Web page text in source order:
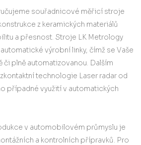
souřadnicové měřicí stroje
z keramických materiálů
a přesnost. Stroje LK Metrology
výrobní linky, čímž se Vaše
či plně automatizovanou. Dalším
technologie Laser radar od
případné využití v automatických
v automobilovém průmyslu je
a kontrolních přípravků. Pro